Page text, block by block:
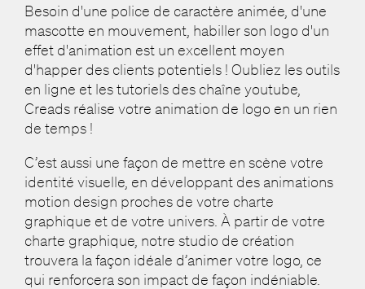
Besoin d'une police de caractère animée, d'une
mascotte en mouvement, habiller son logo d'un
effet d'animation est un excellent moyen
d'happer des clients potentiels ! Oubliez les outils
en ligne et les tutoriels des chaîne youtube,
Creads réalise votre animation de logo en un rien
de temps !
C’est aussi une façon de mettre en scène votre
identité visuelle, en développant des animations
motion design proches de votre charte
graphique et de votre univers. À partir de votre
charte graphique, notre studio de création
trouvera la façon idéale d’animer votre logo, ce
qui renforcera son impact de façon indéniable.